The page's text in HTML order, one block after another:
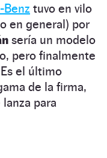
Benz tuvo en vilo
en general) por
sería un modelo
pero finalmente
el último
de la firma,
para